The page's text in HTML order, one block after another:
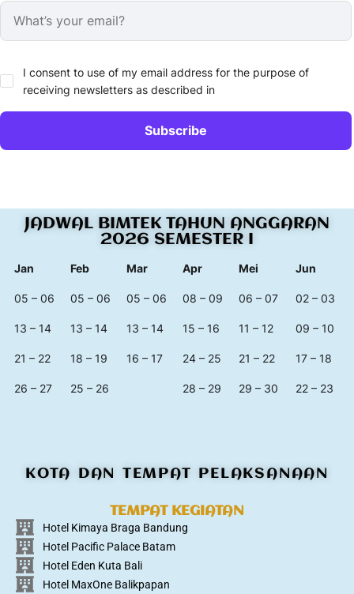
I consent to use of my email address for the purpose of
receiving newsletters as described in
JADWAL BIMTEK TAHUN ANGGARAN
2026 SEMESTER I
Jan Feb Mar Apr Mei Jun
05 – 06 05 – 06 05 – 06 08 – 09 06 – 07 02 – 03
13 – 14 13 – 14 13 – 14 15 – 16 11 – 12 09 – 10
21 – 22 18 – 19 16 – 17 24 – 25 21 – 22 17 – 18
26 – 27 25 – 26 28 – 29 29 – 30 22 – 23
KOTA DAN TEMPAT PELAKSANAAN
TEMPAT KEGIATAN
Hotel Kimaya Braga Bandung
Hotel Pacific Palace Batam
Hotel Eden Kuta Bali
Hotel MaxOne Balikpapan